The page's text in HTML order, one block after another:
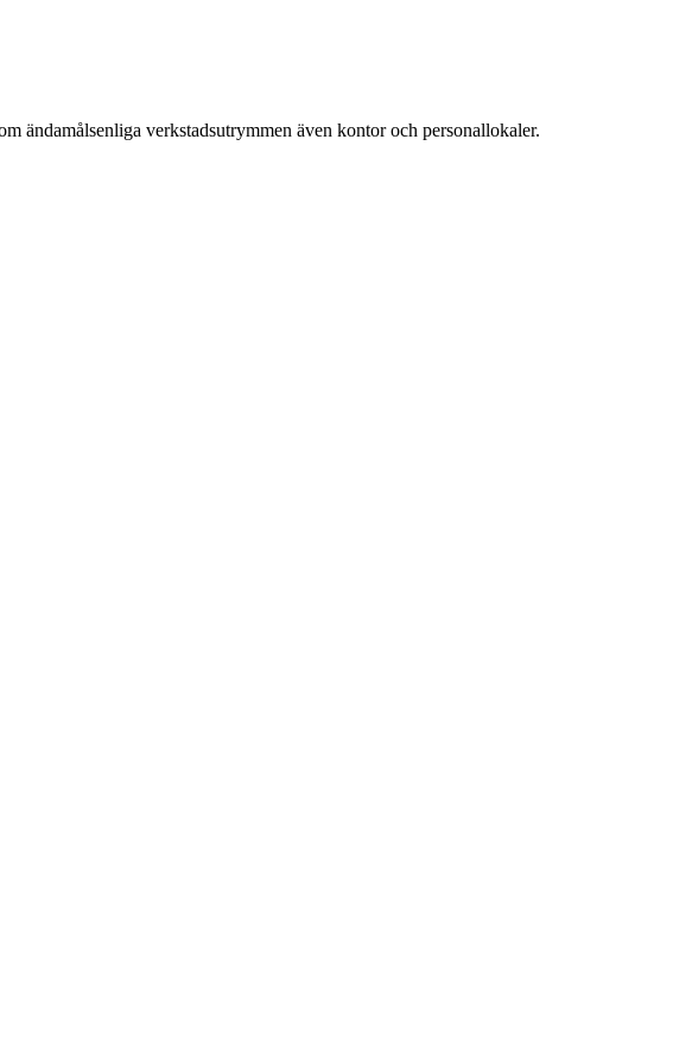
ändamålsenliga verkstadsutrymmen även kontor och personallokaler.